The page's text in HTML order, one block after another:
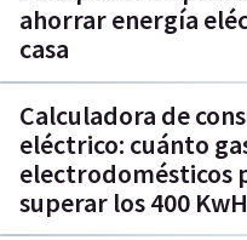
ahorrar energía
casa
Calculadora de
eléctrico: cuánto
electrodomésticos
superar los 400 KwH